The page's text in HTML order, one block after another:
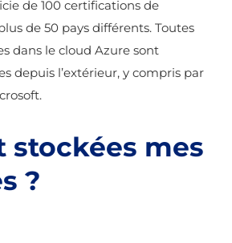
de 100 certifications de
de 50 pays différents. Toutes
dans le cloud Azure sont
depuis l’extérieur, y compris par
stockées mes
?